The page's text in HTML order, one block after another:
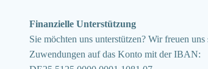
Finanzielle Unterstützung
Sie möchten uns unterstützen? Wir freuen
Zuwendungen auf das Konto mit der IBAN: